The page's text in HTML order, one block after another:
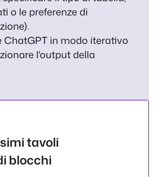
o le preferenze di
ChatGPT in modo iterativo
l'output della
tavoli
blocchi